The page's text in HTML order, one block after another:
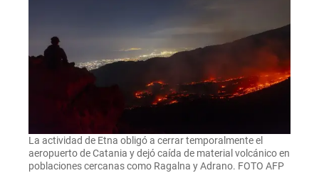
La actividad de Etna obligó a cerrar temporalmente el
aeropuerto de Catania y dejó caída de material volcánico en
poblaciones cercanas como Ragalna y Adrano. FOTO AFP